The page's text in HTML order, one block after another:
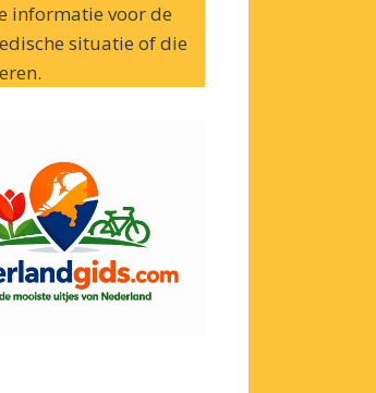
informatie voor de
situatie of die